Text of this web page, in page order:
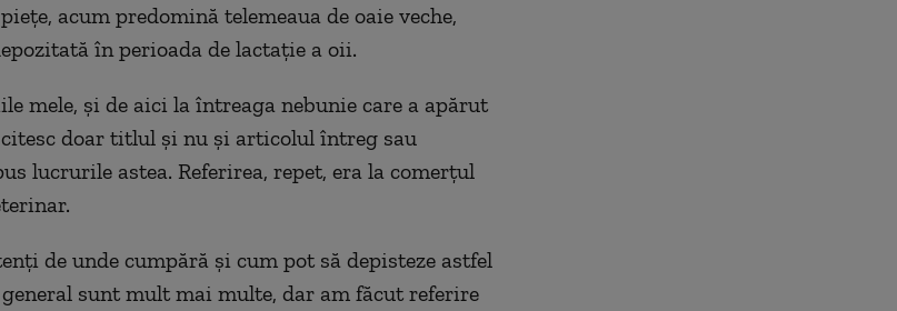
acum predomină telemeaua de oaie veche,
în perioada de lactație a oii.
mele, și de aici la întreaga nebunie care a apărut
doar titlul și nu și articolul întreg sau
lucrurile astea. Referirea, repet, era la comerțul
de unde cumpără și cum pot să depisteze astfel
sunt mult mai multe, dar am făcut referire